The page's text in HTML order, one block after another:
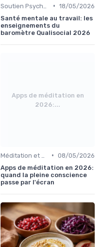
• 18/05/2026
Santé mentale au travail: les
enseignements du
baromètre Qualisocial 2026
Apps de méditation en
2026:...
• 08/05/2026
Apps de méditation en 2026:
quand la pleine conscience
passe par l'écran